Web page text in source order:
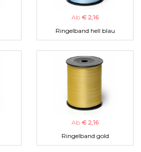
Ab € 2,16
Ringelband hell blau
Ab € 2,16
Ringelband gold